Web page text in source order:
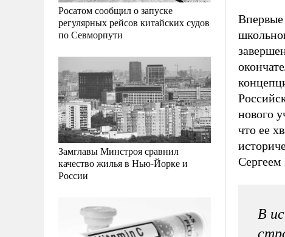
Росатом сообщил о запуске
регулярных рейсов китайских судов
по Севморпути
Замглавы Минстроя сравнил
качество жилья в Нью-Йорке и
России
Впервые
нового
что ее
В